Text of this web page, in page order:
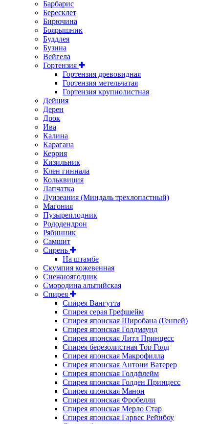
Барбарис
Бересклет
Бирючина
Боярышник
Буддлея
Бузина
Вейгела
Гортензия
Гортензия древовидная
Гортензия метельчатая
Гортензия крупнолистная
Дейция
Дерен
Дрок
Ива
Калина
Карагана
Керрия
Кизильник
Клен гиннала
Кольквиция
Лапчатка
Луизеания (Миндаль трехлопастный)
Магония
Пузыреплодник
Рододендрон
Рябинник
Самшит
Сирень
На штамбе
Скумпия кожевенная
Снежноягодник
Смородина альпийская
Спирея
Спирея Вангутта
Спирея серая Грефшейм
Спирея японская Широбана (Генпей)
Спирея японская Голдмаунд
Спирея японская Литл Принцесс
Спирея березолистная Тор Голд
Спирея японская Макрофилла
Спирея японская Антони Ватерер
Спирея японская Голдфлейм
Спирея японская Голден Принцесс
Спирея японская Манон
Спирея японская Фробелли
Спирея японская Мерло Стар
Спирея японская Гарвес Рейнбоу